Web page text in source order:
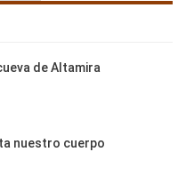
de Altamira
nuestro cuerpo